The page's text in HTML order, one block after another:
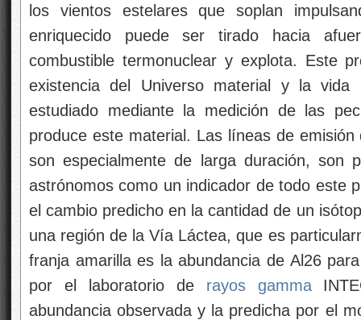
los vientos estelares que soplan
enriquecido puede ser tirado hacia
combustible termonuclear y explota. Este
existencia del Universo material y la vida
estudiado mediante la medición de las
produce este material. Las líneas de
son especialmente de larga duración, son
astrónomos como un indicador de todo este
el cambio predicho en la cantidad de un
una región de la Vía Láctea, que es
franja amarilla es la abundancia de Al26
por el laboratorio de rayos gamma
abundancia observada y la predicha por el